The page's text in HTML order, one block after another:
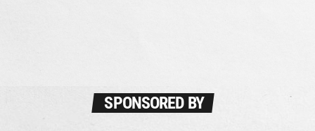
SPONSORED BY